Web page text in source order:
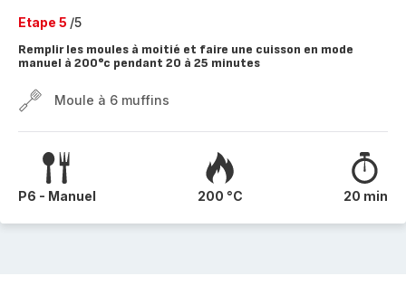
Etape 5 /5
Remplir les moules à moitié et faire une cuisson en mode
manuel à 200°c pendant 20 à 25 minutes
Moule à 6 muffins
P6 - Manuel 200 °C 20 min